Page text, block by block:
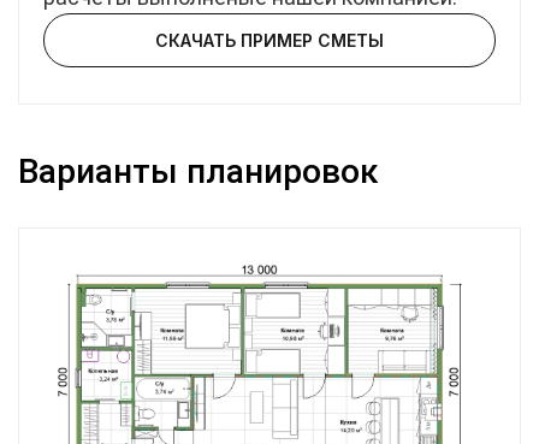
СКАЧАТЬ ПРИМЕР СМЕТЫ
Варианты планировок